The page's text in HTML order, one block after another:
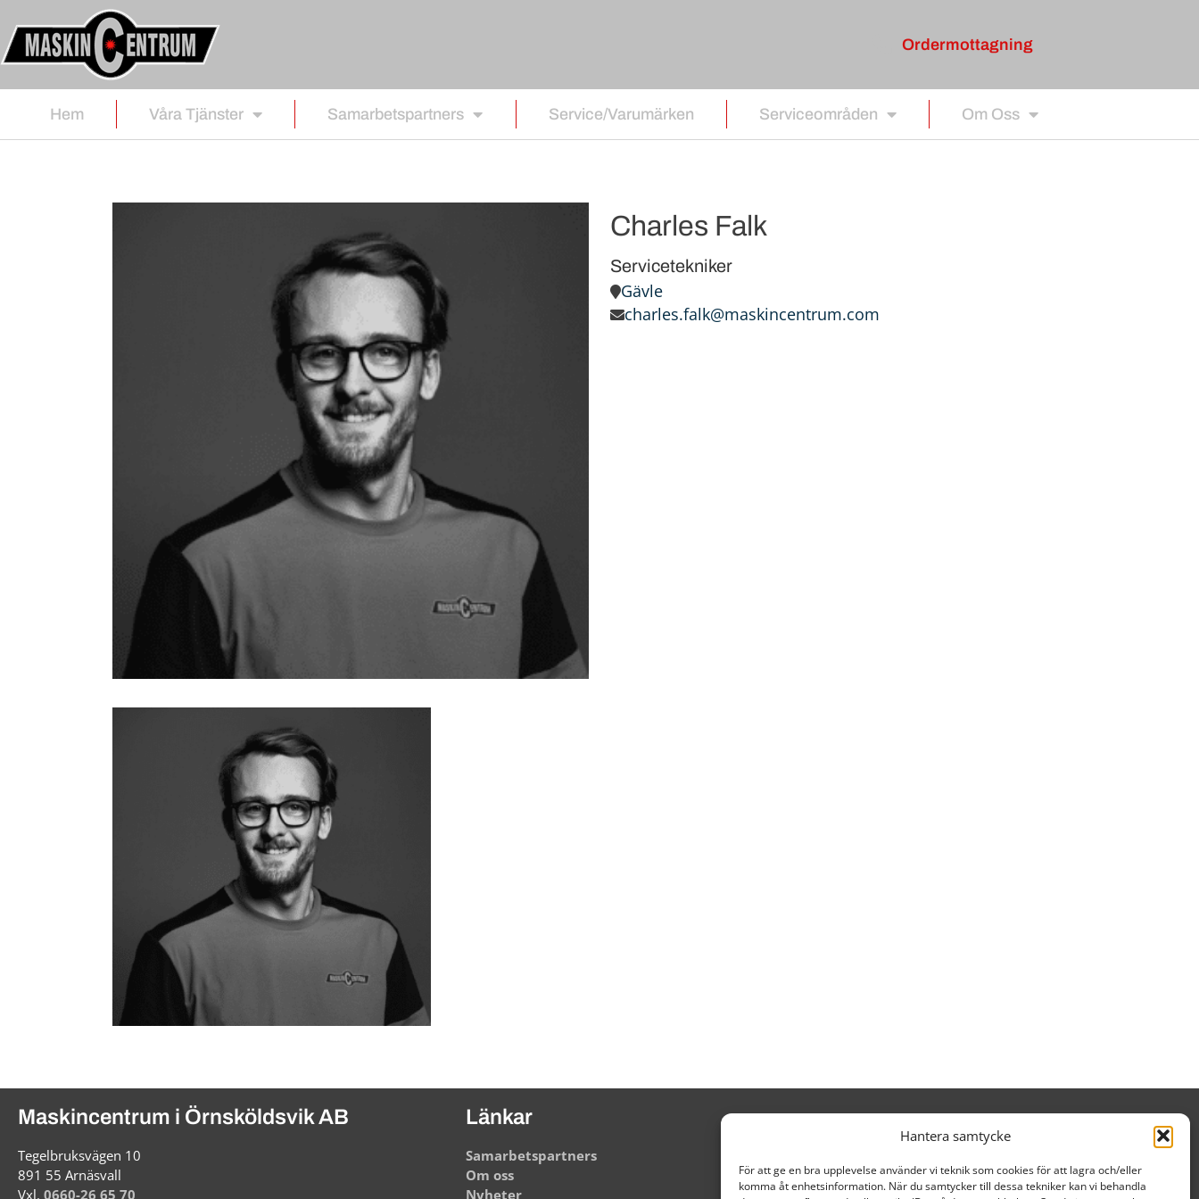
Hantera samtycke
För att ge en bra upplevelse använder vi teknik som cookies för att lagra och/eller
komma åt enhetsinformation. När du samtycker till dessa tekniker kan vi behandla
Ordermottagning
Hem Våra Tjänster Samarbetspartners Service/Varumärken Serviceområden Om Oss
Charles Falk
Servicetekniker
Gävle
charles.falk@maskincentrum.com
Maskincentrum i Örnsköldsvik AB
Tegelbruksvägen 10
891 55 Arnäsvall
Vxl. 0660-26 65 70
Länkar
Samarbetspartners
Om oss
Nyheter